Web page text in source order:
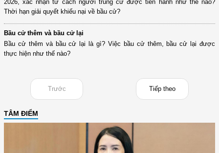
2026, xác nhận tư cách người trúng cử được tiến hành như thế nào?
Thời hạn giải quyết khiếu nại về bầu cử?
Bầu cử thêm và bầu cử lại
Bầu cử thêm và bầu cử lại là gì? Việc bầu cử thêm, bầu cử lại được
thực hiện như thế nào?
Trước Tiếp theo
TÂM ĐIỂM